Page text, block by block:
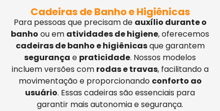
Cadeiras de Banho e Higiênicas
Para pessoas que precisam de auxílio durante o
banho ou em atividades de higiene, oferecemos
cadeiras de banho e higiênicasque garantem
segurança e praticidade. Nossos modelos
incluem versões com rodas e travas, facilitando a
movimentação e proporcionando conforto ao
usuário. Essas cadeiras são essenciais para
garantir mais autonomia e segurança.